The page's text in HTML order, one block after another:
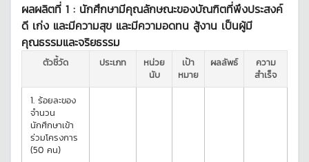
ผลผลิตที่ 1 : นักศึกษามีคุณลักษณะของบัณฑิตที่พึงประสงค์
ดี เก่ง และมีความสุข และมีความอดทน สู้งาน เป็นผู้มี
คุณธรรมและจริยธรรม
ตัวชี้วัด ประเภท
หน่วย
นับ
เป้า
หมาย
ผลลัพธ์
ความ
สำเร็จ
1. ร้อยละของ
จำนวน
นักศึกษาเข้า
ร่วมโครงการ
(50 คน)